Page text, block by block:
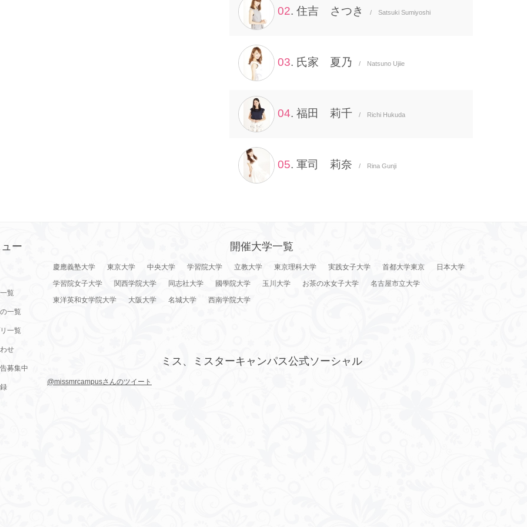
02. 住吉 さつき / Satsuki Sumiyoshi
03. 氏家 夏乃 / Natsuno Ujiie
04. 福田 莉千 / Richi Hukuda
05. 軍司 莉奈 / Rina Gunji
ー
覧
一覧
一覧
せ
募集中
開催大学一覧
慶應義塾大学 東京大学 中央大学 学習院大学 立教大学 東京理科大学 実践女子大学 首都大学東京
日本大学
学習院女子大学
関西学院大学 同志社大学 國學院大学 玉川大学 お茶の水女子大学
名古屋市立大学
東洋英和女学院大学
大阪大学 名城大学 西南学院大学
ミス、ミスターキャンパス公式ソーシャル
@missmrcampusさんのツイート